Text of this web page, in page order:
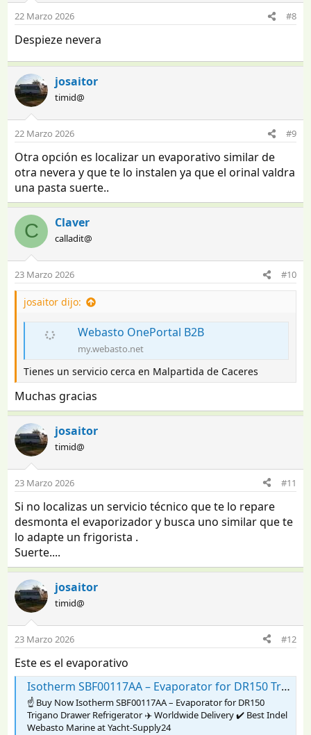
22 Marzo 2026 #8
Despieze nevera
josaitor
timid@
22 Marzo 2026 #9
Otra opción es localizar un evaporativo similar de
otra nevera y que te lo instalen ya que el orinal valdra
una pasta suerte..
C Claver
calladit@
23 Marzo 2026 #10
josaitor dijo:
Webasto OnePortal B2B
my.webasto.net
Tienes un servicio cerca en Malpartida de Caceres
Muchas gracias
josaitor
timid@
23 Marzo 2026 #11
Si no localizas un servicio técnico que te lo repare
desmonta el evaporizador y busca uno similar que te
lo adapte un frigorista .
Suerte....
josaitor
timid@
23 Marzo 2026 #12
Este es el evaporativo
Isotherm SBF00117AA – Evaporator for DR150 Trigano Drawer Refrigerator
☝️ Buy Now Isotherm SBF00117AA – Evaporator for DR150
Trigano Drawer Refrigerator ✈️ Worldwide Delivery ✔️ Best Indel
Webasto Marine at Yacht-Supply24